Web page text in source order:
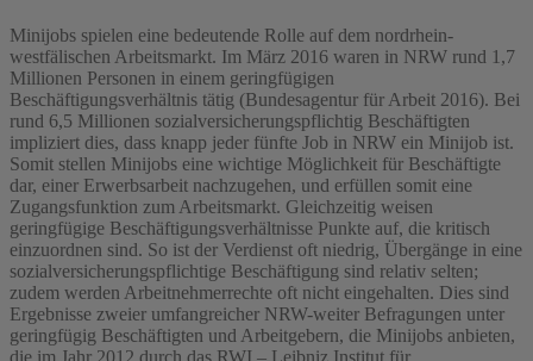
Minijobs spielen eine bedeutende Rolle auf dem nordrhein-
westfälischen Arbeitsmarkt. Im März 2016 waren in NRW rund 1,7
Millionen Personen in einem geringfügigen
Beschäftigungsverhältnis tätig (Bundesagentur für Arbeit 2016). Bei
rund 6,5 Millionen sozialversicherungspflichtig Beschäftigten
impliziert dies, dass knapp jeder fünfte Job in NRW ein Minijob ist.
Somit stellen Minijobs eine wichtige Möglichkeit für Beschäftigte
dar, einer Erwerbsarbeit nachzugehen, und erfüllen somit eine
Zugangsfunktion zum Arbeitsmarkt. Gleichzeitig weisen
geringfügige Beschäftigungsverhältnisse Punkte auf, die kritisch
einzuordnen sind. So ist der Verdienst oft niedrig, Übergänge in eine
sozialversicherungspflichtige Beschäftigung sind relativ selten;
zudem werden Arbeitnehmerrechte oft nicht eingehalten. Dies sind
Ergebnisse zweier umfangreicher NRW-weiter Befragungen unter
geringfügig Beschäftigten und Arbeitgebern, die Minijobs anbieten,